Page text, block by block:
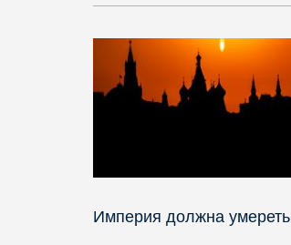
Империя должна умереть